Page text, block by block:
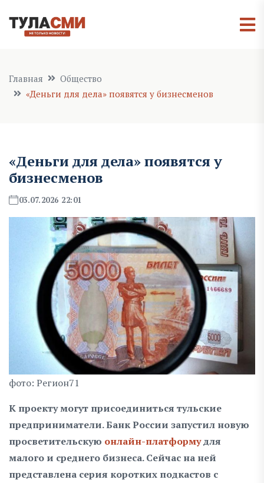
Главная
Общество
«Деньги для дела» появятся у бизнесменов
«Деньги для дела» появятся у
бизнесменов
03.07.2026 22:01
фото: Регион71
К проекту могут присоединиться тульские
предприниматели. Банк России запустил новую
просветительскую онлайн-платформудля
малого и среднего бизнеса. Сейчас на ней
представлена серия коротких подкастов с